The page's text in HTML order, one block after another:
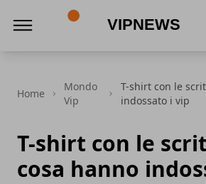
Home
Mondo
Vip
T-shirt con le
indossato i vip
T-shirt con le
cosa hanno